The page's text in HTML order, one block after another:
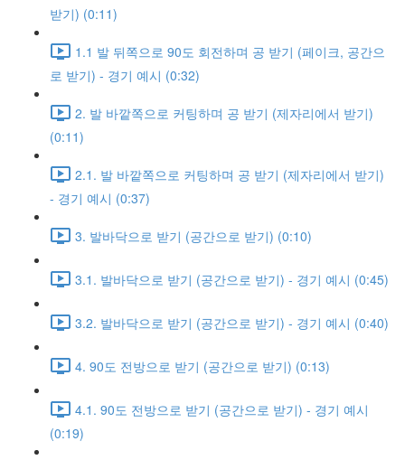
받기) (0:11)
1.1 발 뒤쪽으로 90도 회전하며 공 받기 (페이크, 공간으
로 받기) - 경기 예시 (0:32)
2. 발 바깥쪽으로 커팅하며 공 받기 (제자리에서 받기)
(0:11)
2.1. 발 바깥쪽으로 커팅하며 공 받기 (제자리에서 받기)
- 경기 예시 (0:37)
3. 발바닥으로 받기 (공간으로 받기) (0:10)
3.1. 발바닥으로 받기 (공간으로 받기) - 경기 예시 (0:45)
3.2. 발바닥으로 받기 (공간으로 받기) - 경기 예시 (0:40)
4. 90도 전방으로 받기 (공간으로 받기) (0:13)
4.1. 90도 전방으로 받기 (공간으로 받기) - 경기 예시
(0:19)